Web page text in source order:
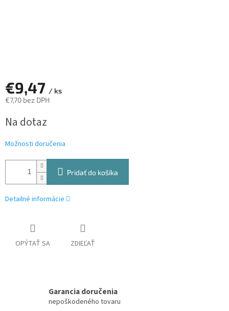
€9,47 / ks
€7,70 bez DPH
cena:
Na dotaz
Možnosti doručenia
Pridať do košíka
Detailné informácie
OPÝTAŤ SA ZDIEĽAŤ
Garancia doručenia
nepoškodeného tovaru